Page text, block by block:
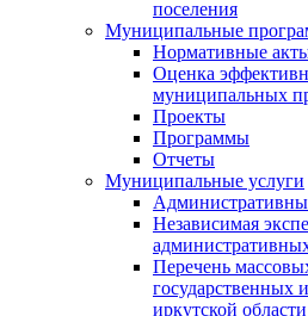
поселения
Муниципальные
Нормативные
Оценка
муниципальных
Проекты
Программы
Отчеты
Муниципальные услуги
Независимая
Перечень
государственных
иркутской области